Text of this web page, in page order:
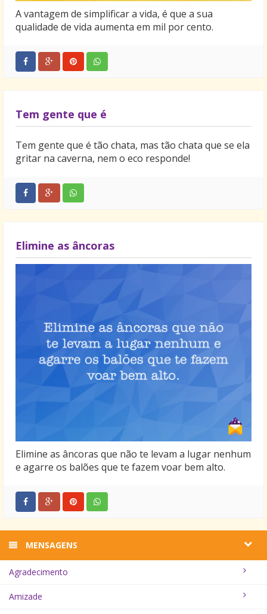
A vantagem de simplificar a vida, é que a sua
qualidade de vida aumenta em mil por cento.
Tem gente que é
Tem gente que é tão chata, mas tão chata que se ela
gritar na caverna, nem o eco responde!
Elimine as âncoras
Elimine as âncoras que não te levam a lugar nenhum
e agarre os balões que te fazem voar bem alto.
MENSAGENS
Agradecimento
Amizade